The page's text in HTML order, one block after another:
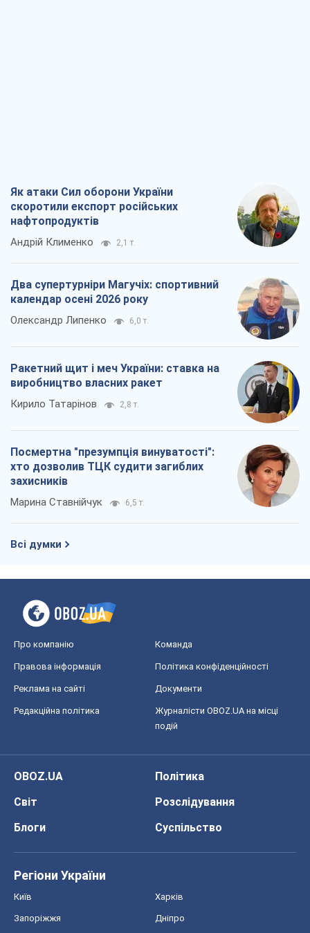
Як атаки Сил оборони України
скоротили експорт російських
нафтопродуктів
Андрій Клименко 2,1 т.
Два супертурніри Магучіх: спортивний
календар осені 2026 року
Олександр Липенко 6,0 т.
Ракетний щит і меч України: ставка на
виробництво власних ракет
Кирило Татарінов 2,8 т.
Посмертна "презумпція винуватості":
хто дозволив ТЦК судити загиблих
захисників
Марина Ставнійчук 6,5 т.
Всі думки
Про компанію Команда
Правова інформація Політика конфіденційності
Реклама на сайті Документи
Редакційна політика
Журналісти OBOZ.UA на місці
подій
OBOZ.UA
Політика
Світ
Розслідування
Блоги
Суспільство
Регіони України
Київ Харків
Запоріжжя Дніпро